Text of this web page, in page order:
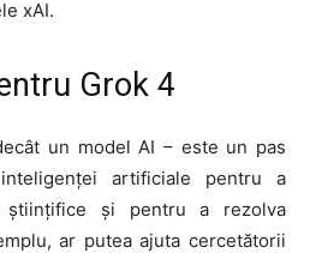
xAI.
Grok 4
un model AI – este un pas
artificiale pentru a
științifice și pentru a rezolva
ar putea ajuta cercetătorii